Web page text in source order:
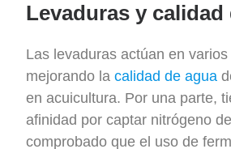
Levaduras y calidad
Las levaduras actúan en
mejorando lacalidad de agua
en acuicultura. Por una parte,
afinidad por captar nitrógeno
comprobado que el uso de